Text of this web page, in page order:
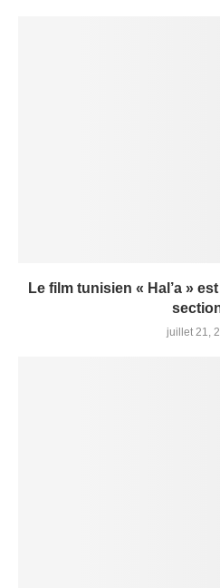
Le film tunisien « Hal’a »
juillet 21,